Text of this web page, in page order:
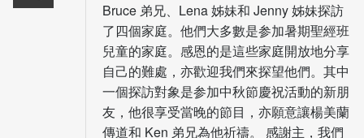
Bruce 弟兄、Lena 姊妹和 Jenny 姊妹探訪
了四個家庭。他們大多數是参加暑期聖經班
兒童的家庭。感恩的是這些家庭開放地分享
自己的難處，亦歡迎我們來探望他們。其中
一個探訪對象是参加中秋節慶祝活動的新朋
友，他很享受當晚的節目，亦願意讓楊美蘭
傳道和 Ken 弟兄為他祈禱。 感謝主，我們